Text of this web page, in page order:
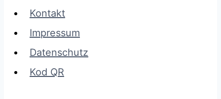
Kontakt
Impressum
Datenschutz
Kod QR